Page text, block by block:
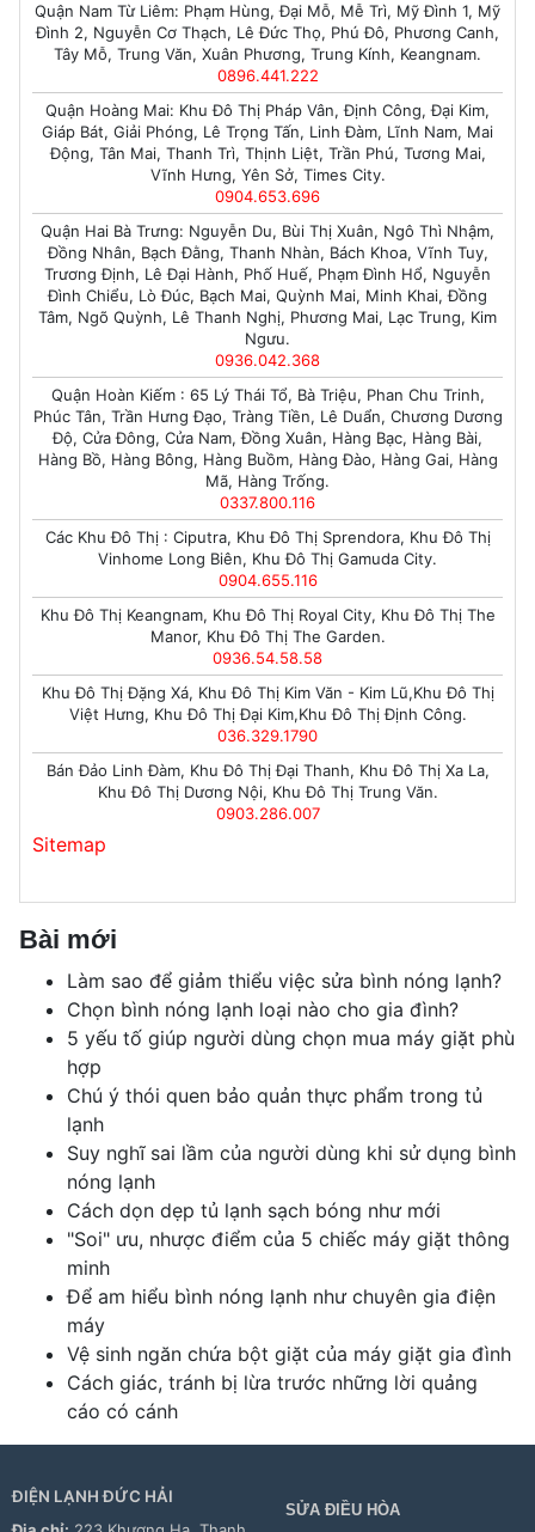
Quận Nam Từ Liêm: Phạm Hùng, Đại Mỗ, Mễ Trì, Mỹ Đình 1, Mỹ
Đình 2, Nguyễn Cơ Thạch, Lê Đức Thọ, Phú Đô, Phương Canh,
Tây Mỗ, Trung Văn, Xuân Phương, Trung Kính, Keangnam.
0896.441.222
Quận Hoàng Mai: Khu Đô Thị Pháp Vân, Định Công, Đại Kim,
Giáp Bát, Giải Phóng, Lê Trọng Tấn, Linh Đàm, Lĩnh Nam, Mai
Động, Tân Mai, Thanh Trì, Thịnh Liệt, Trần Phú, Tương Mai,
Vĩnh Hưng, Yên Sở, Times City.
0904.653.696
Quận Hai Bà Trưng: Nguyễn Du, Bùi Thị Xuân, Ngô Thì Nhậm,
Đồng Nhân, Bạch Đằng, Thanh Nhàn, Bách Khoa, Vĩnh Tuy,
Trương Định, Lê Đại Hành, Phố Huế, Phạm Đình Hổ, Nguyễn
Đình Chiểu, Lò Đúc, Bạch Mai, Quỳnh Mai, Minh Khai, Đồng
Tâm, Ngõ Quỳnh, Lê Thanh Nghị, Phương Mai, Lạc Trung, Kim
Ngưu.
0936.042.368
Quận Hoàn Kiếm : 65 Lý Thái Tổ, Bà Triệu, Phan Chu Trinh,
Phúc Tân, Trần Hưng Đạo, Tràng Tiền, Lê Duẩn, Chương Dương
Độ, Cửa Đông, Cửa Nam, Đồng Xuân, Hàng Bạc, Hàng Bài,
Hàng Bồ, Hàng Bông, Hàng Buồm, Hàng Đào, Hàng Gai, Hàng
Mã, Hàng Trống.
0337.800.116
Các Khu Đô Thị : Ciputra, Khu Đô Thị Sprendora, Khu Đô Thị
Vinhome Long Biên, Khu Đô Thị Gamuda City.
0904.655.116
Khu Đô Thị Keangnam, Khu Đô Thị Royal City, Khu Đô Thị The
Manor, Khu Đô Thị The Garden.
0936.54.58.58
Khu Đô Thị Đặng Xá, Khu Đô Thị Kim Văn - Kim Lũ,Khu Đô Thị
Việt Hưng, Khu Đô Thị Đại Kim,Khu Đô Thị Định Công.
036.329.1790
Bán Đảo Linh Đàm, Khu Đô Thị Đại Thanh, Khu Đô Thị Xa La,
Khu Đô Thị Dương Nội, Khu Đô Thị Trung Văn.
0903.286.007
Sitemap
Bài mới
Làm sao để giảm thiểu việc sửa bình nóng lạnh?
Chọn bình nóng lạnh loại nào cho gia đình?
5 yếu tố giúp người dùng chọn mua máy giặt phù
hợp
Chú ý thói quen bảo quản thực phẩm trong tủ
lạnh
Suy nghĩ sai lầm của người dùng khi sử dụng bình
nóng lạnh
Cách dọn dẹp tủ lạnh sạch bóng như mới
"Soi" ưu, nhược điểm của 5 chiếc máy giặt thông
minh
Để am hiểu bình nóng lạnh như chuyên gia điện
máy
Vệ sinh ngăn chứa bột giặt của máy giặt gia đình
Cách giác, tránh bị lừa trước những lời quảng
cáo có cánh
ĐIỆN LẠNH ĐỨC HẢI
SỬA ĐIỀU HÒA